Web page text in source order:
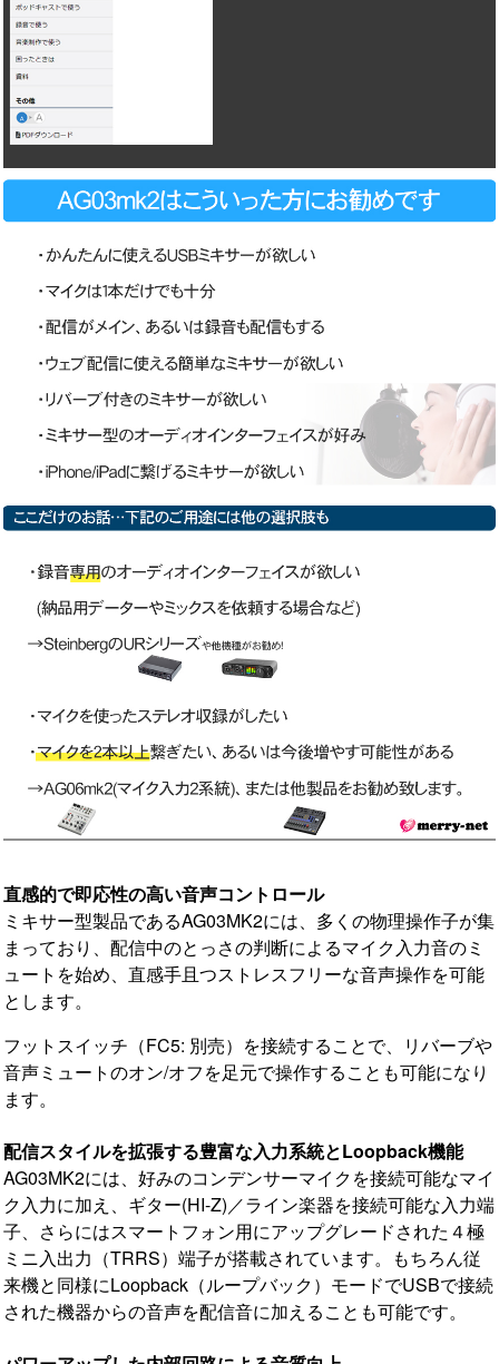
直感的で即応性の高い音声コントロール
ミキサー型製品であるAG03MK2には、多くの物理操作子が集
まっており、配信中のとっさの判断によるマイク入力音のミ
ュートを始め、直感手且つストレスフリーな音声操作を可能
とします。
フットスイッチ（FC5: 別売）を接続することで、リバーブや
音声ミュートのオン/オフを足元で操作することも可能になり
ます。
配信スタイルを拡張する豊富な入力系統とLoopback機能
AG03MK2には、好みのコンデンサーマイクを接続可能なマイ
ク入力に加え、ギター(HI-Z)／ライン楽器を接続可能な入力端
子、さらにはスマートフォン用にアップグレードされた４極
ミニ入出力（TRRS）端子が搭載されています。もちろん従
来機と同様にLoopback（ループバック）モードでUSBで接続
された機器からの音声を配信音に加えることも可能です。